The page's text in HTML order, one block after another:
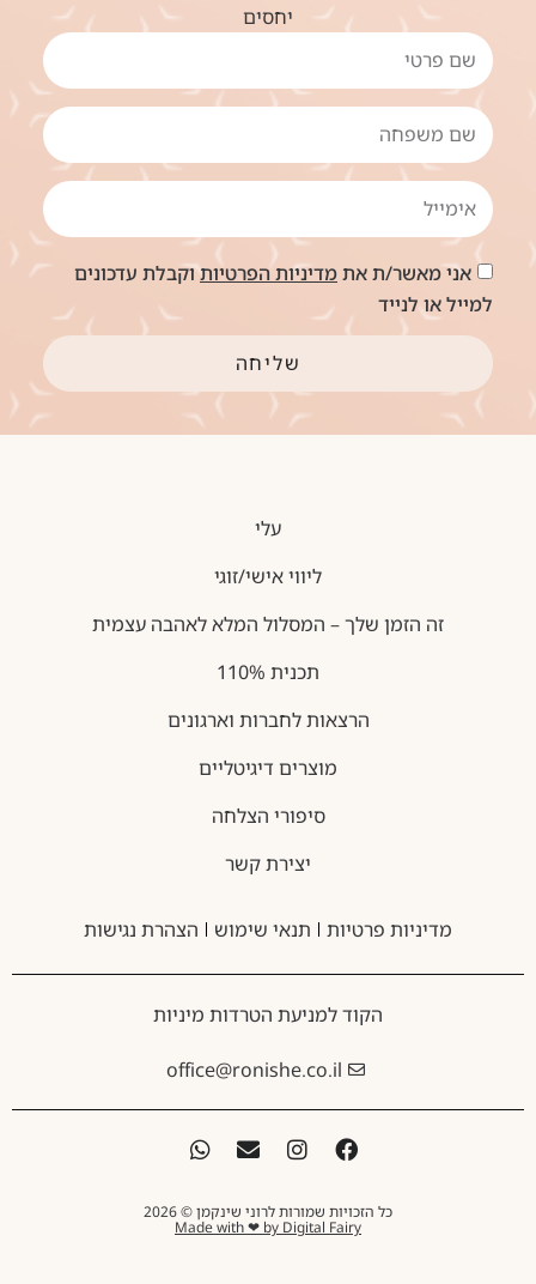
יחסים
אני מאשר/ת אתמדיניות הפרטיותוקבלת עדכונים
למייל או לנייד
שליחה
עלי
ליווי אישי/זוגי
זה הזמן שלך – המסלול המלא לאהבה עצמית
תכנית 110%
הרצאות לחברות וארגונים
מוצרים דיגיטליים
סיפורי הצלחה
יצירת קשר
office@ronishe.co.il
מדיניות פרטיות תנאי שימוש הצהרת נגישות
הקוד למניעת הטרדות מיניות
כל הזכויות שמורות לרוני שינקמן © 2026
Made with ❤ by Digital Fairy